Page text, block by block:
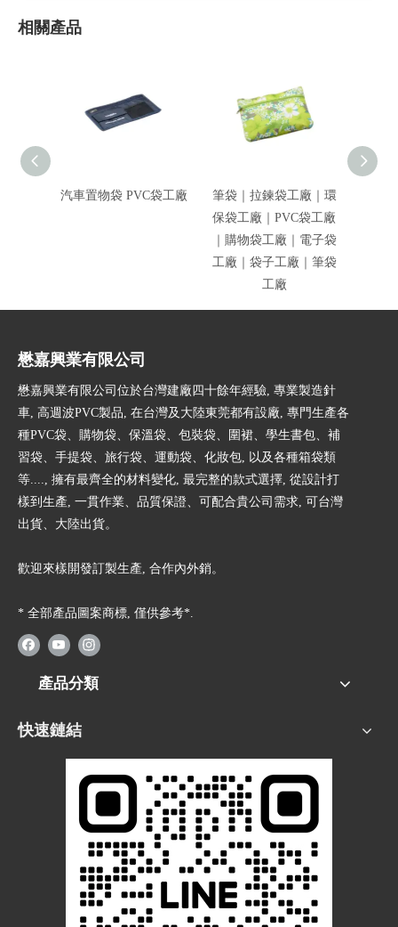
相關產品
汽車置物袋 PVC袋工廠
筆袋｜拉鍊袋工廠｜環
保袋工廠｜PVC袋工廠
｜購物袋工廠｜電子袋
工廠｜袋子工廠｜筆袋
工廠
懋嘉興業有限公司
懋嘉興業有限公司位於台灣建廠四十餘年經驗, 專業製造針
車, 高週波PVC製品, 在台灣及大陸東莞都有設廠, 專門生產各
種PVC袋、購物袋、保溫袋、包裝袋、圍裙、學生書包、補
習袋、手提袋、旅行袋、運動袋、化妝包, 以及各種箱袋類
等...., 擁有最齊全的材料變化, 最完整的款式選擇, 從設計打
樣到生產, 一貫作業、品質保證、可配合貴公司需求, 可台灣
出貨、大陸出貨。
歡迎來樣開發訂製生產, 合作內外銷。
* 全部產品圖案商標, 僅供參考*.
產品分類
快速鏈結